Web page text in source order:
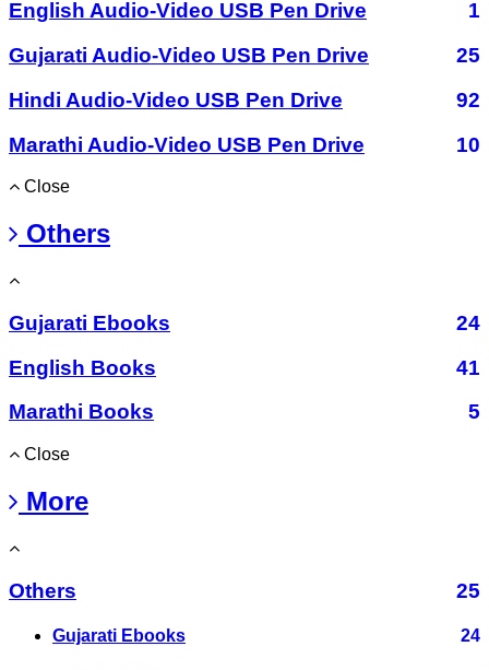
English Audio-Video USB Pen Drive
1
Gujarati Audio-Video USB Pen Drive
25
Hindi Audio-Video USB Pen Drive
92
Marathi Audio-Video USB Pen Drive
10
Close
Others
Gujarati Ebooks
24
English Books
41
Marathi Books
5
Close
More
Others 25
Gujarati Ebooks 24